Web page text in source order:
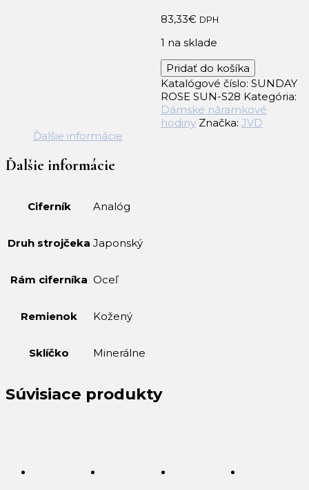
83,33€ DPH
1 na sklade
množstvo
Dámske
náramkové
hodinky
JVD
SUNDAY
Pridať do košíka
Katalógové číslo: SUNDAY
ROSE SUN-S28 Kategória:
Dámske náramkové
hodiny Značka: JVD
Ďalšie informácie
Ďalšie informácie
Ciferník Analóg
Druh strojčeka Japonský
Rám ciferníka Oceľ
Remienok Kožený
Sklíčko Minerálne
Súvisiace produkty